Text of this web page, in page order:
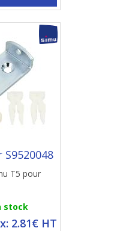
T5 pour
stock
2.81€ HT